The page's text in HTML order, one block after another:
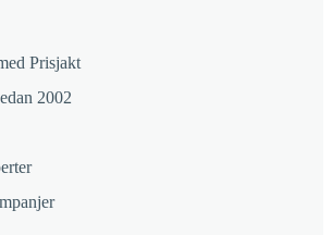
Prisjakt
2002